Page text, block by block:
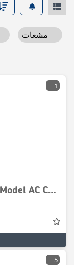
1
International 9300 Series, 9370 Model AC Condenser # 603809
5